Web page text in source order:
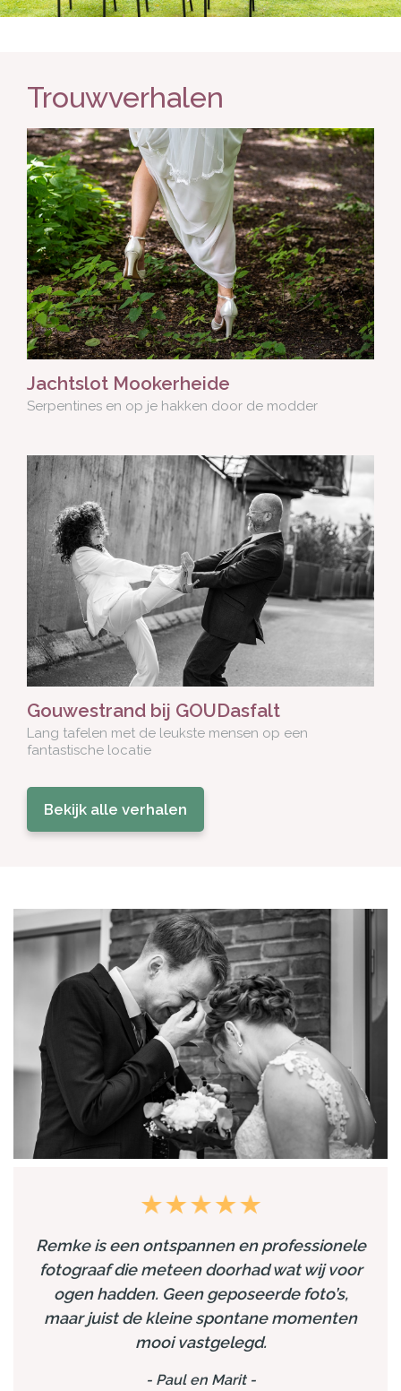
Trouwverhalen
Jachtslot Mookerheide
Serpentines en op je hakken door de modder
Gouwestrand bij GOUDasfalt
Lang tafelen met de leukste mensen op een
fantastische locatie
Bekijk alle verhalen
Remke is een ontspannen en professionele
fotograaf die meteen doorhad wat wij voor
ogen hadden. Geen geposeerde foto’s,
maar juist de kleine spontane momenten
mooi vastgelegd.
- Paul en Marit-